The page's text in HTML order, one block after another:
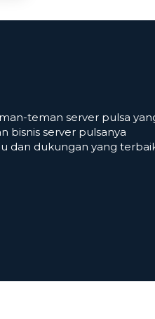
teman server pulsa
bisnis server pulsanya
dan dukungan yang